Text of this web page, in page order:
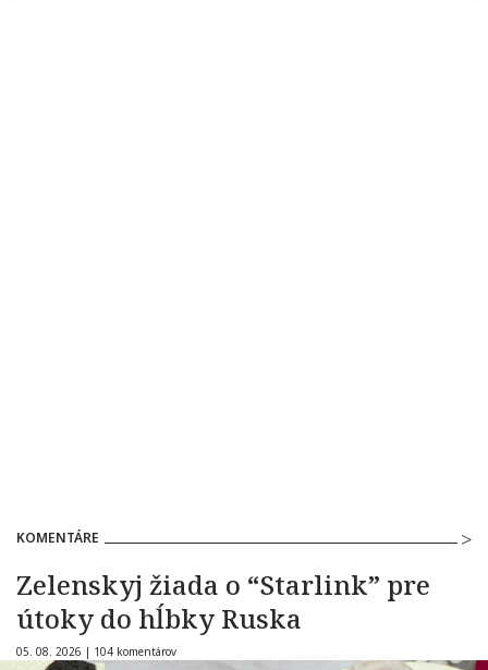
KOMENTÁRE
Zelenskyj žiada o “Starlink” pre
útoky do hĺbky Ruska
05. 08. 2026 | 104 komentárov